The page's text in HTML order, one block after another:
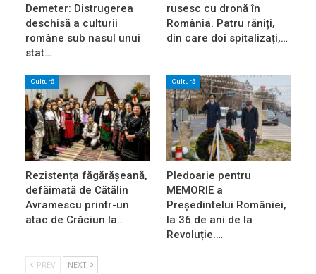
Demeter: Distrugerea
deschisă a culturii
române sub nasul unui
stat…
rusesc cu dronă în
România. Patru răniți,
din care doi spitalizați,…
Cultură
Rezistența făgărășeană,
defăimată de Cătălin
Avramescu printr-un
atac de Crăciun la…
Cultură
Pledoarie pentru
MEMORIE a
Președintelui României,
la 36 de ani de la
Revoluție.…
PREV NEXT